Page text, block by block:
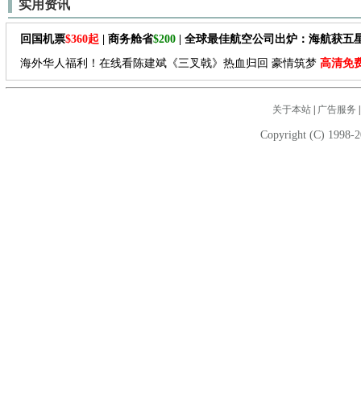
实用资讯
回国机票$360起 | 商务舱省$200 | 全球最佳航空公司出炉：海航获五
海外华人福利！在线看陈建斌《三叉戟》热血归回 豪情筑梦 高清免
关于本站| 广告服务
Copyright (C) 1998-